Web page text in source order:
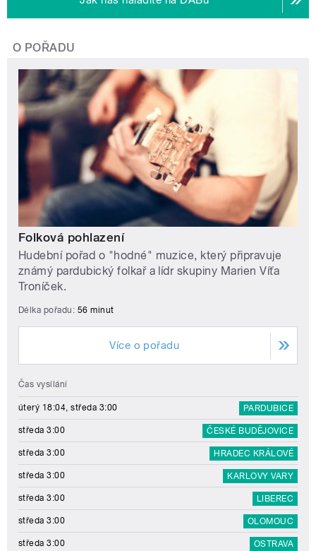
O POŘADU
Folková pohlazení
Hudební pořad o "hodné" muzice, který připravuje
známý pardubický folkař a lídr skupiny Marien Víťa
Troníček.
Délka pořadu: 56 minut
Více o pořadu
Čas vysílání
úterý 18:04, středa 3:00 PARDUBICE
středa 3:00 ČESKÉ BUDĚJOVICE
středa 3:00 HRADEC KRÁLOVÉ
středa 3:00 KARLOVY VARY
středa 3:00 LIBEREC
středa 3:00 OLOMOUC
středa 3:00 OSTRAVA